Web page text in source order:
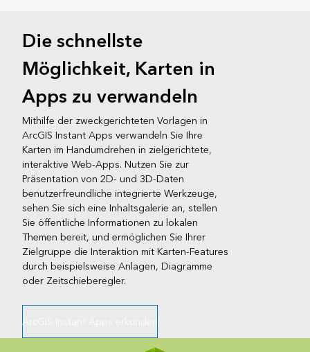
Die schnellste
Möglichkeit, Karten in
Apps zu verwandeln
Mithilfe der zweckgerichteten Vorlagen in
ArcGIS Instant Apps verwandeln Sie Ihre
Karten im Handumdrehen in zielgerichtete,
interaktive Web-Apps. Nutzen Sie zur
Präsentation von 2D- und 3D-Daten
benutzerfreundliche integrierte Werkzeuge,
sehen Sie sich eine Inhaltsgalerie an, stellen
Sie öffentliche Informationen zu lokalen
Themen bereit, und ermöglichen Sie Ihrer
Zielgruppe die Interaktion mit Karten-Features
durch beispielsweise Anlagen, Diagramme
oder Zeitschieberegler.
ArcGIS Instant Apps erkunden